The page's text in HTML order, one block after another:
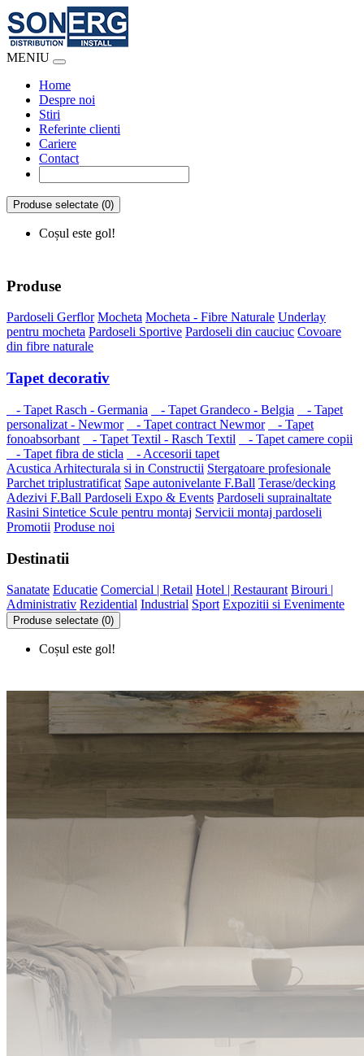
MENIU
Home
Despre noi
Stiri
Referinte clienti
Cariere
Contact
Produse selectate (0)
Coșul este gol!
Produse
Pardoseli Gerflor Mocheta Mocheta - Fibre Naturale Underlay
pentru mocheta Pardoseli Sportive Pardoseli din cauciuc Covoare
din fibre naturale
Tapet decorativ
- Tapet Rasch - Germania - Tapet Grandeco - Belgia
- Tapet
personalizat - Newmor
- Tapet contract Newmor
- Tapet
fonoabsorbant
- Tapet Textil - Rasch Textil
- Tapet camere copii
- Tapet fibra de sticla
- Accesorii tapet
Acustica Arhitecturala si in Constructii Stergatoare profesionale
Parchet triplustratificat Sape autonivelante F.Ball Terase/decking
Adezivi F.Ball Pardoseli Expo & Events Pardoseli suprainaltate
Rasini Sintetice Scule pentru montaj Servicii montaj pardoseli
Promotii Produse noi
Destinatii
Sanatate Educatie Comercial | Retail Hotel | Restaurant Birouri |
Administrativ Rezidential Industrial Sport Expozitii si Evenimente
Produse selectate (0)
Coșul este gol!